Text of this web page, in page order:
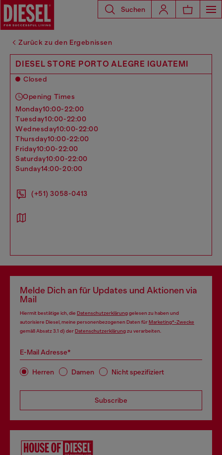
Suchen
Zurück zu den Ergebnissen
DIESEL STORE PORTO ALEGRE IGUATEMI
Closed
Opening Times
monday10:00-22:00
tuesday10:00-22:00
wednesday10:00-22:00
thursday10:00-22:00
friday10:00-22:00
saturday10:00-22:00
sunday14:00-20:00
(+51) 3058-0413
Melde Dich an für Updates und Aktionen via
Mail
Hiermit bestätige ich, die Datenschutzerklärunggelesen zu haben und
autorisiere Diesel, meine personenbezogenen Daten fürMarketing*-Zwecke
gemäß Absatz 3.1 d) derDatenschutzerklärungzu verarbeiten.
E-Mail Adresse*
Herren Damen Nicht spezifiziert
Subscribe